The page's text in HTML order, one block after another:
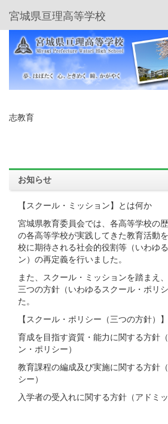
宮城県亘理高等学校
志教育
お知らせ
【スクール・ミッション】とは何か
宮城県教育委員会では、各高等学校の
の各高等学校が実践してきた教育活動
校に期待される社会的役割等（いわゆ
ン）の再定義を行いました。
また、スクール・ミッションを踏まえ
三つの方針（いわゆるスクール・ポリ
た。
【スクール・ポリシー（三つの方針）】
育成を目指す資質・能力に関する方針
ン・ポリシー）
教育課程の編成及び実施に関する方針
シー）
入学者の受入れに関する方針（アドミ